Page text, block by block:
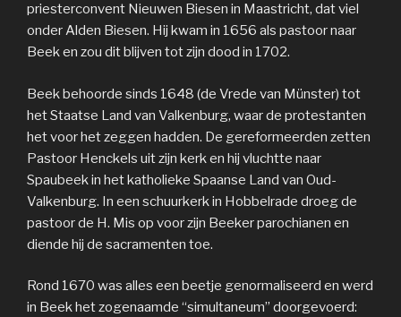
priesterconvent Nieuwen Biesen in Maastricht, dat viel
onder Alden Biesen. Hij kwam in 1656 als pastoor naar
Beek en zou dit blijven tot zijn dood in 1702.
Beek behoorde sinds 1648 (de Vrede van Münster) tot
het Staatse Land van Valkenburg, waar de protestanten
het voor het zeggen hadden. De gereformeerden zetten
Pastoor Henckels uit zijn kerk en hij vluchtte naar
Spaubeek in het katholieke Spaanse Land van Oud-
Valkenburg. In een schuurkerk in Hobbelrade droeg de
pastoor de H. Mis op voor zijn Beeker parochianen en
diende hij de sacramenten toe.
Rond 1670 was alles een beetje genormaliseerd en werd
in Beek het zogenaamde “simultaneum” doorgevoerd: